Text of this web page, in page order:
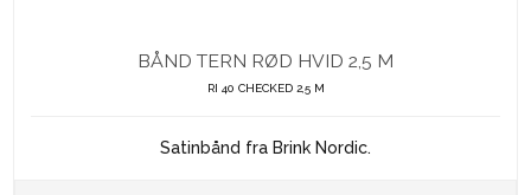
BÅND TERN RØD HVID 2,5 M
RI 40 CHECKED 2,5 M
Satinbånd fra Brink Nordic.